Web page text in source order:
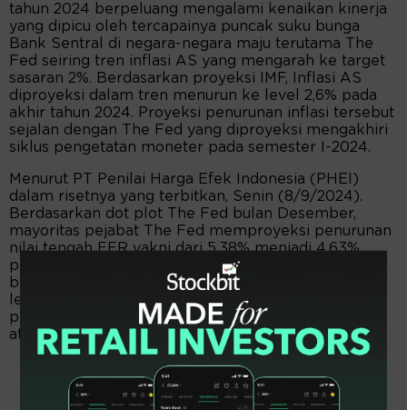
tahun 2024 berpeluang mengalami kenaikan kinerja
yang dipicu oleh tercapainya puncak suku bunga
Bank Sentral di negara-negara maju terutama The
Fed seiring tren inflasi AS yang mengarah ke target
sasaran 2%. Berdasarkan proyeksi IMF, Inflasi AS
diproyeksi dalam tren menurun ke level 2,6% pada
akhir tahun 2024. Proyeksi penurunan inflasi tersebut
sejalan dengan The Fed yang diproyeksi mengakhiri
siklus pengetatan moneter pada semester I-2024.
Menurut PT Penilai Harga Efek Indonesia (PHEI)
dalam risetnya yang terbitkan, Senin (8/9/2024).
Berdasarkan dot plot The Fed bulan Desember,
mayoritas pejabat The Fed memproyeksi penurunan
nilai tengah FFR yakni dari 5,38% menjadi 4,63%
pada akhir tahun 2024. Sedangkan pelaku pasar
berdasarkan proyeksi CME FedWatch Tool tampak
lebih optimis dengan memproyeksikan peluang
pemangkasan suku bunga The Fed sebanyak 5 kali
atau sebesar 125bps ke kisaran 4,00%-4,25%.